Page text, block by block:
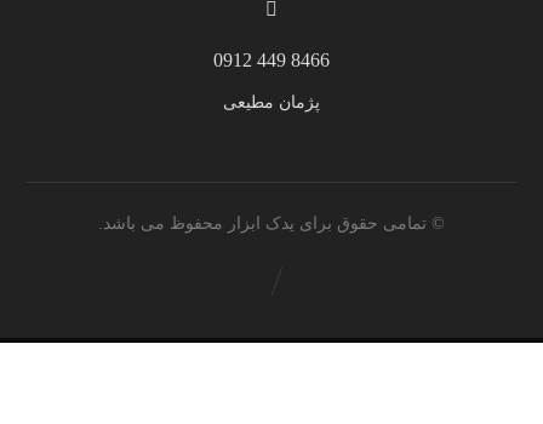
8466 449 0912
پژمان مطیعی
© تمامی حقوق برای یدک ابزار محفوظ می باشد.